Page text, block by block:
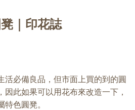
｜印花誌
活必備良品，但市面上買的到的圓
此如果可以用花布來改造一下，
色圓凳。